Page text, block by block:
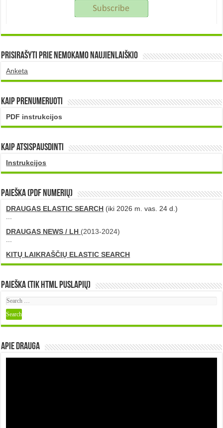
Prisirašyti prie nemokamo naujienlaiškio
Anketa
Kaip prenumeruoti
PDF instrukcijos
Kaip atsispausdinti
Instrukcijos
PAIEŠKA (PDF numerių)
DRAUGAS ELASTIC SEARCH (iki 2026 m. vas. 24 d.)
...
DRAUGAS NEWS / LH (2013-2024)
...
KITŲ LAIKRAŠČIŲ ELASTIC SEARCH
Paieška (tik HTML puslapių)
Apie DRAUGA